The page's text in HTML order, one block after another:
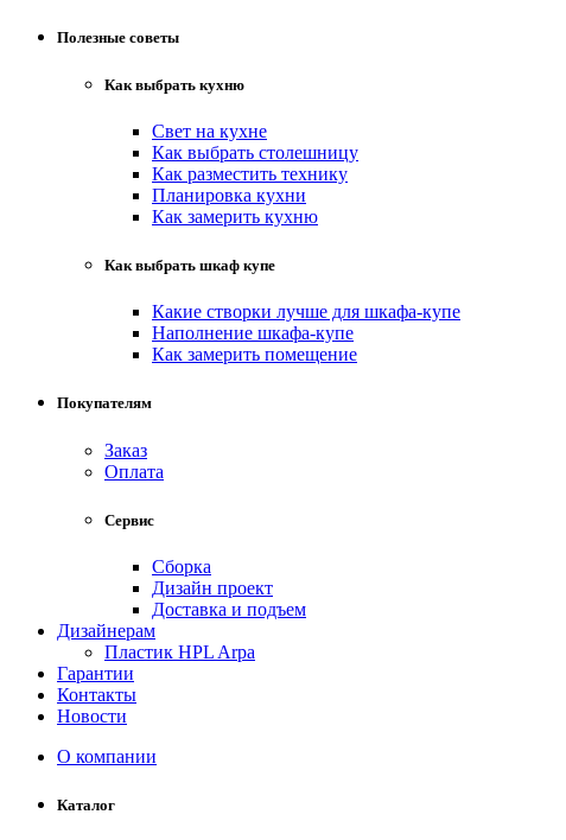
Полезные советы
Как выбрать кухню
Свет на кухне
Как выбрать столешницу
Как разместить технику
Планировка кухни
Как замерить кухню
Как выбрать шкаф купе
Какие створки лучше для шкафа-купе
Наполнение шкафа-купе
Как замерить помещение
Покупателям
Заказ
Оплата
Сервис
Сборка
Дизайн проект
Доставка и подъем
Дизайнерам
Пластик HPL Arpa
Гарантии
Контакты
Новости
О компании
Каталог